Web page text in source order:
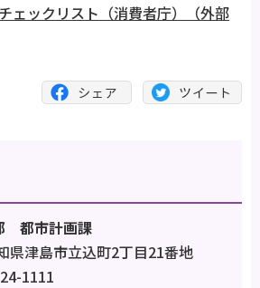
ェックリスト（消費者庁）（外部
都市計画課
津島市立込町2丁目21番地
1111